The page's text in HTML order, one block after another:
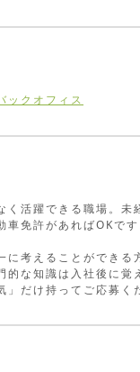
ックオフィス
く活躍できる職場。未
免許があればOKです
に考えることができる
的な知識は入社後に覚
」だけ持ってご応募